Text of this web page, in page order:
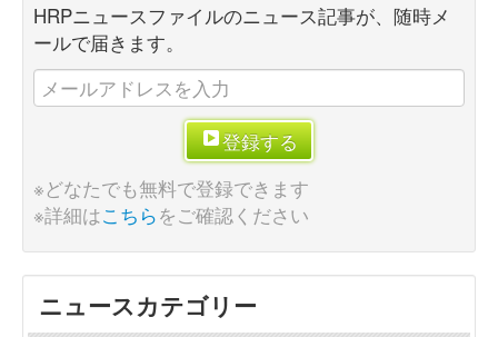
HRPニュースファイルのニュース記事が、随時メ
ールで届きます。
登録する
※どなたでも無料で登録できます
※詳細はこちらをご確認ください
ニュースカテゴリー